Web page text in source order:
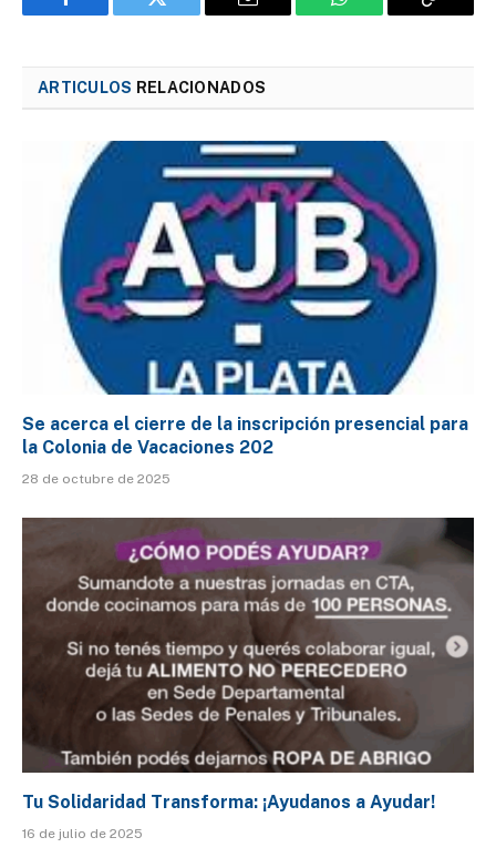
Facebook Twitter Email WhatsApp Copy
ARTICULOS RELACIONADOS
Se acerca el cierre de la inscripción presencial para
la Colonia de Vacaciones 202
28 de octubre de 2025
Tu Solidaridad Transforma: ¡Ayudanos a Ayudar!
16 de julio de 2025